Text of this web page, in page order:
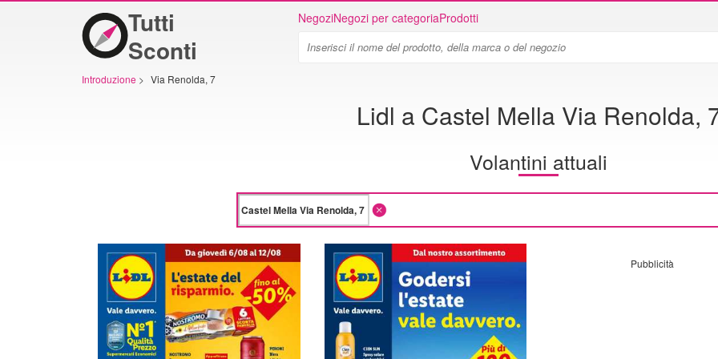
Tutti
Sconti
NegoziNegozi per categoriaProdotti
Introduzione > Via Renolda, 7
Lidl a Castel Mella Via Renolda,
Volantini attuali
Pubblicità